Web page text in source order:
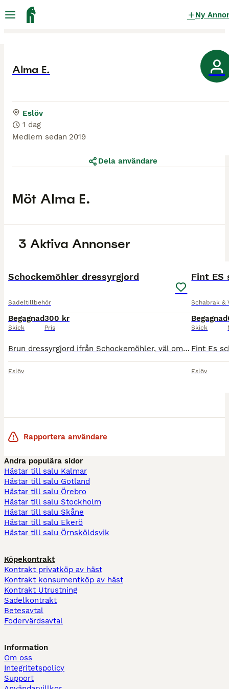
Ny
Alma E.
Eslöv
1 dag
Medlem sedan 2019
Möt Alma E.
Dela användare
3 Aktiva Annonser
Schockemöhler dressyrgjord
Sadeltillbehör
Begagnad
Skick
300 kr
Pris
Brun dressyrgjord ifrån Schockemöhler, väl omhändertagen o i fint begagnat skick. Kan skickas mot fraktkostnad
Eslöv
Fint ES
Schabrak &
Begagnad
Skick
Eslöv
Rapportera användare
Andra populära sidor
Hästar till salu Kalmar
Hästar till salu Gotland
Hästar till salu Örebro
Hästar till salu Stockholm
Hästar till salu Skåne
Hästar till salu Ekerö
Hästar till salu Örnsköldsvik
Köpekontrakt
Kontrakt privatköp av häst
Kontrakt konsumentköp av häst
Kontrakt Utrustning
Sadelkontrakt
Betesavtal
Fodervärdsavtal
Information
Om oss
Integritetspolicy
Support